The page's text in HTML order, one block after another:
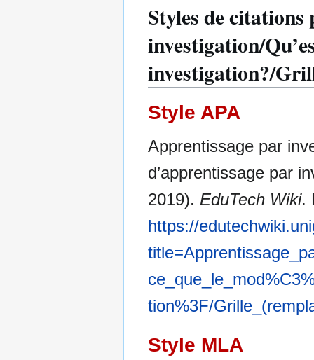
Styles de
investigation/
investigation?/
Style APA
Apprentissage par
d’apprentissage par
2019). EduTech Wiki.
https://
tion%3F/
Style MLA